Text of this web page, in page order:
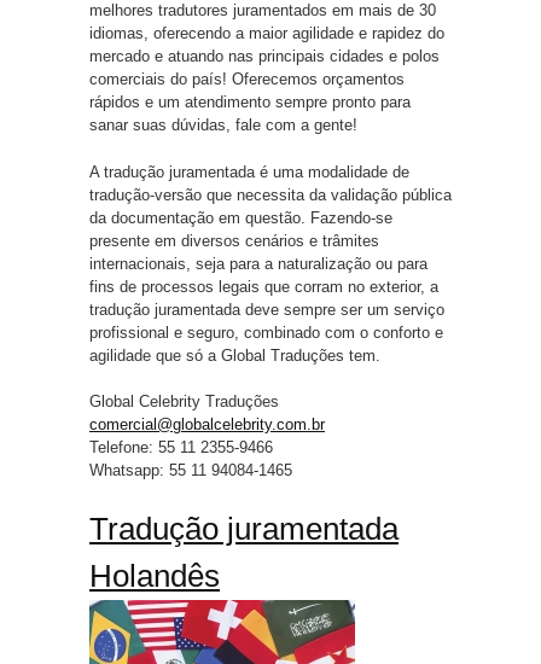
melhores tradutores juramentados em mais de 30
idiomas, oferecendo a maior agilidade e rapidez do
mercado e atuando nas principais cidades e polos
comerciais do país! Oferecemos orçamentos
rápidos e um atendimento sempre pronto para
sanar suas dúvidas, fale com a gente!
A tradução juramentada é uma modalidade de
tradução-versão que necessita da validação pública
da documentação em questão. Fazendo-se
presente em diversos cenários e trâmites
internacionais, seja para a naturalização ou para
fins de processos legais que corram no exterior, a
tradução juramentada deve sempre ser um serviço
profissional e seguro, combinado com o conforto e
agilidade que só a Global Traduções tem.
Global Celebrity Traduções
comercial@globalcelebrity.com.br
Telefone: 55 11 2355-9466
Whatsapp: 55 11 94084-1465
Tradução juramentada
Holandês